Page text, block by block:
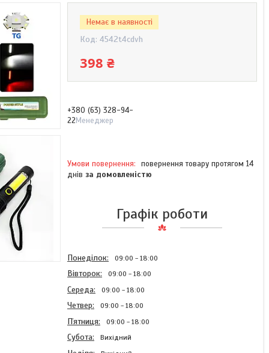
Немає в наявності
Код: 4542t4cdvh
398 ₴
+380 (63) 328-94-
22Менеджер
повернення товару протягом 14
днів за домовленістю
Графік роботи
Понеділок 09:00 18:00
Вівторок 09:00 18:00
Середа 09:00 18:00
Четвер 09:00 18:00
Пʼятниця 09:00 18:00
Субота Вихідний